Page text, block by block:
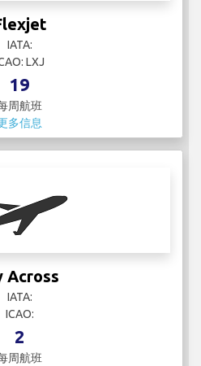
IATA:
LXJ
19
周航班
多信息
Across
IATA:
ICAO:
2
周航班